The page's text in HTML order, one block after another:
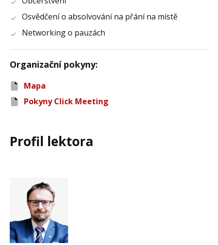
Osvědčení o absolvování na přání na místě
Networking o pauzách
Organizační pokyny:
Mapa
Pokyny Click Meeting
Profil lektora